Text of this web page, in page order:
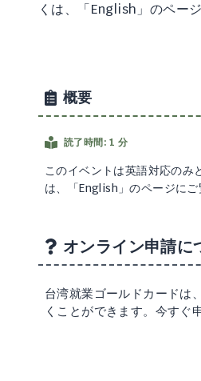
くは、「English」のペー
概要
読了時間: 1 分
このイベントは英語対応のみ
は、「English」のページにご
オンライン申請に
台湾就業ゴールドカードは
くことができます。今すぐ